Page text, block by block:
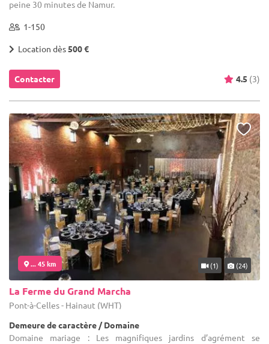
peine 30 minutes de Namur.
1-150
Location dès500 €
Contacter 4.5 (3)
... 45 km (1) (24)
La Ferme du Grand Marcha
Pont-à-Celles - Hainaut (WHT)
Demeure de caractère / Domaine
Domaine mariage : Les magnifiques jardins d’agrément se